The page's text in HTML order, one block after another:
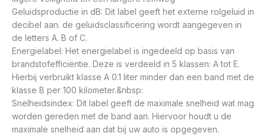
Geluidsproductie in dB: Dit label geeft het externe rolgeluid in
decibel aan. de geluidsclassificering wordt aangegeven in
de letters A. B of C.
Energielabel: Het energielabel is ingedeeld op basis van
brandstofefficiëntie. Deze is verdeeld in 5 klassen: A tot E.
Hierbij verbruikt klasse A 0.1 liter minder dan een band met de
klasse B per 100 kilometer.&nbsp:
Snelheidsindex: Dit label geeft de maximale snelheid wat mag
worden gereden met de band aan. Hiervoor houdt u de
maximale snelheid aan dat bij uw auto is opgegeven.